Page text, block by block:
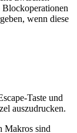
wenn diese
Taste und
auszudrucken.
Makros sind